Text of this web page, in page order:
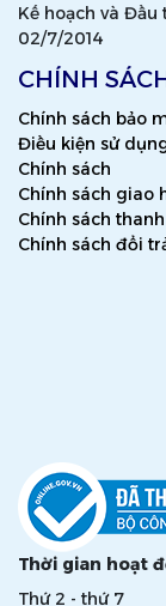
Kế hoạch và Đầu
02/7/2014
CHÍNH
Chính sách bảo
Điều kiện sử
Chính sách
Chính sách giao
Chính sách
Chính sách đổi
Thời gian hoạt
Thứ 2 - thứ 7